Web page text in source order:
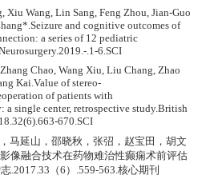
Xiu Wang, Lin Sang, Feng Zhou, Jian-Guo
and cognitive outcomes of
a series of 12 pediatric
.1-6.SCI
Chao, Wang Xiu, Liu Chang, Zhao
Kai.Value of stereo-
of patients with
a single center, retrospective study.British
670.SCI
马延山，邵晓秋，张弨，赵宝田，胡文
像融合技术在药物难治性癫痫术前评估
.2017.33（6）.559-563.核心期刊